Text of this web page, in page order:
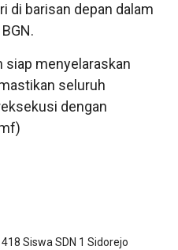
di barisan depan dalam
siap menyelaraskan
seluruh
dengan
418 Siswa SDN 1 Sidorejo